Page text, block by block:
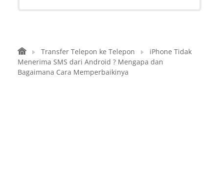
Transfer Telepon ke Telepon
iPhone Tidak
Menerima SMS dari Android ? Mengapa dan
Bagaimana Cara Memperbaikinya